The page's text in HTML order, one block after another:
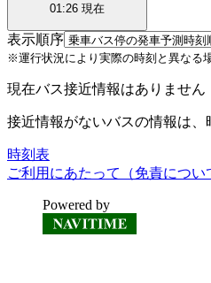
01:26 現在
表示順序
※運行状況により実際の時刻と異なる
現在バス接近情報はありません
接近情報がないバスの情報は、
時刻表
ご利用にあたって（免責につい
Powered by